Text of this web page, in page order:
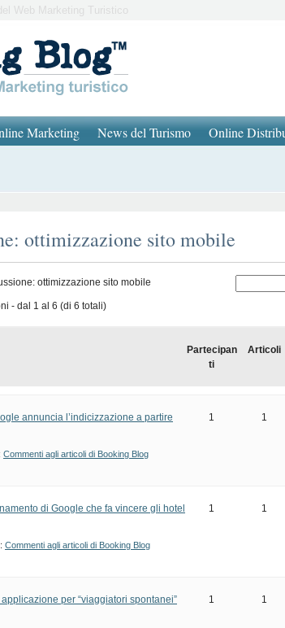
Web Marketing Turistico
Marketing News del Turismo Online
ottimizzazione sito mobile
ottimizzazione sito mobile
- dal 1 al 6 (di 6 totali)
Partecipan
ti
Articoli
annuncia l’indicizzazione a partire
Commenti agli articoli di Booking Blog
1 1
di Google che fa vincere gli hotel
Commenti agli articoli di Booking Blog
1 1
per “viaggiatori spontanei”
1 1